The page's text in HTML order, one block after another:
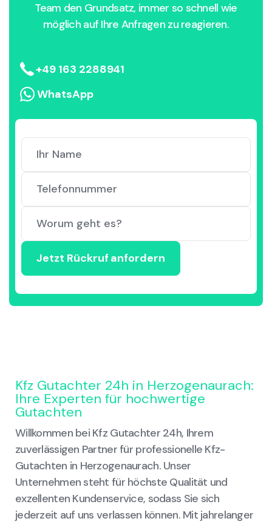
Team den Grundsatz, immer so schnell wie
möglich auf Ihre Anfragen zu reagieren.
+49 163 2288941
WhatsApp
Kfz Gutachter 24h in Herzogenaurach:
Ihre Experten für hochwertige
Gutachten
Willkommen bei Kfz Gutachter 24h, Ihrem
zuverlässigen Partner für professionelle Kfz-
Gutachten in Herzogenaurach. Unser
Unternehmen steht für höchste Qualität und
exzellenten Kundenservice, sodass Sie sich
jederzeit auf uns verlassen können. Mit jahrelanger